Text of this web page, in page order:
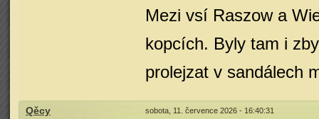
Mezi vsí Raszow a
kopcích. Byly tam i
prolejzat v sandálech
Qěcy sobota, 11. července 2026 - 16:40:31